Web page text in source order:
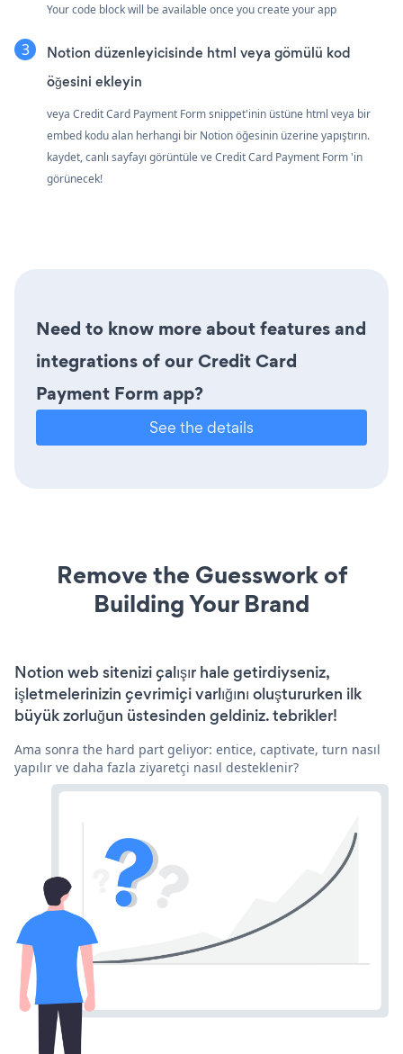
Your code block will be available once you create your app
Notion düzenleyicisinde html veya gömülü kod
öğesini ekleyin
veya Credit Card Payment Form snippet'inin üstüne html veya bir
embed kodu alan herhangi bir Notion öğesinin üzerine yapıştırın.
kaydet, canlı sayfayı görüntüle ve Credit Card Payment Form 'in
görünecek!
Need to know more about features and
integrations of our Credit Card
Payment Form app?
See the details
Remove the Guesswork of
Building Your Brand
Notion web sitenizi çalışır hale getirdiyseniz,
işletmelerinizin çevrimiçi varlığını oluştururken ilk
büyük zorluğun üstesinden geldiniz. tebrikler!
Ama sonra the hard part geliyor: entice, captivate, turn nasıl
yapılır ve daha fazla ziyaretçi nasıl desteklenir?